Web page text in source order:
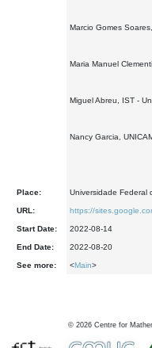
Marcio Gomes
Maria Manuel
Miguel Abreu, IST -
Nancy Garcia,
Place: Universidade Federal
URL: https://
Start Date: 2022-08-14
End Date: 2022-08-20
See more: <Main>
© 2026 Centre for